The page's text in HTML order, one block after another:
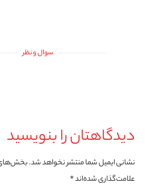
سوال و نظر
دیدگاهتان را بنویسید
نشانی ایمیل شما منتشر نخواهد شد.بخش‌های
علامت‌گذاری شده‌اند*